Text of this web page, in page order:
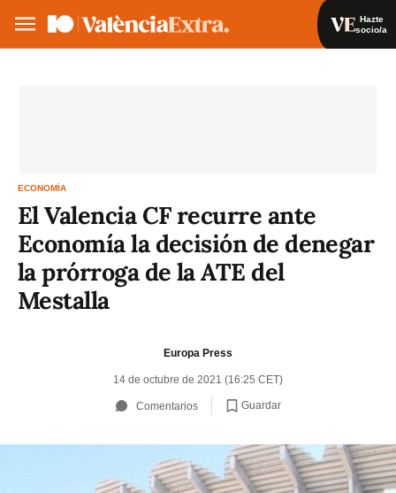
Hazte
socio/a
ECONOMÍA
El Valencia CF recurre ante
Economía la decisión de denegar
la prórroga de la ATE del
Mestalla
Europa Press
14 de octubre de 2021 (16:25 CET)
Comentarios Guardar